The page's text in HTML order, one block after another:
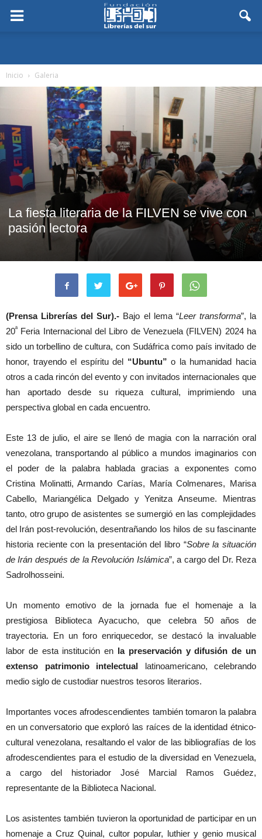
Inicio Galeria
La fiesta literaria de la FILVEN se vive con
pasión lectora
(Prensa Librerías del Sur).- Bajo el lema “Leer transforma”, la
20ª Feria Internacional del Libro de Venezuela (FILVEN) 2024 ha
sido un torbellino de cultura, con Sudáfrica como país invitado de
honor, trayendo el espíritu del “Ubuntu” o la humanidad hacia
otros a cada rincón del evento y con invitados internacionales que
han aportado desde su riqueza cultural, imprimiendo una
perspectiva global en cada encuentro.
Este 13 de julio, el aire se llenó de magia con la narración oral
venezolana, transportando al público a mundos imaginarios con
el poder de la palabra hablada gracias a exponentes como
Cristina Molinatti, Armando Carías, María Colmenares, Marisa
Cabello, Mariangélica Delgado y Yenitza Anseume. Mientras
tanto, otro grupo de asistentes se sumergió en las complejidades
del Irán post-revolución, desentrañando los hilos de su fascinante
historia reciente con la presentación del libro “Sobre la situación
de Irán después de la Revolución Islámica”, a cargo del Dr. Reza
Sadrolhosseini.
Un momento emotivo de la jornada fue el homenaje a la
prestigiosa Biblioteca Ayacucho, que celebra 50 años de
trayectoria. En un foro enriquecedor, se destacó la invaluable
labor de esta institución en la preservación y difusión de un
extenso patrimonio intelectual latinoamericano, celebrando
medio siglo de custodiar nuestros tesoros literarios.
Importantes voces afrodescendientes también tomaron la palabra
en un conversatorio que exploró las raíces de la identidad étnico-
cultural venezolana, resaltando el valor de las bibliografías de los
afrodescendientes para el estudio de la diversidad en Venezuela,
a cargo del historiador José Marcial Ramos Guédez,
representante de la Biblioteca Nacional.
Los asistentes también tuvieron la oportunidad de participar en un
homenaje a Cruz Quinal, cultor popular, luthier y genio musical